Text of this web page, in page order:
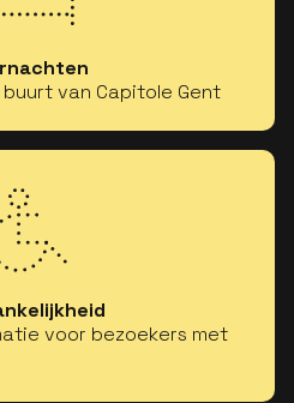
van Capitole Gent
voor bezoekers met